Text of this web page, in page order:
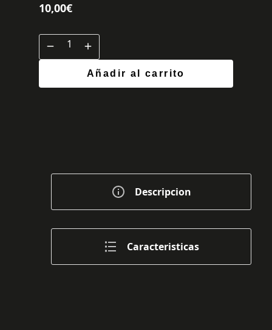
10,00€
Añadir al carrito
Descripcion
Caracteristicas